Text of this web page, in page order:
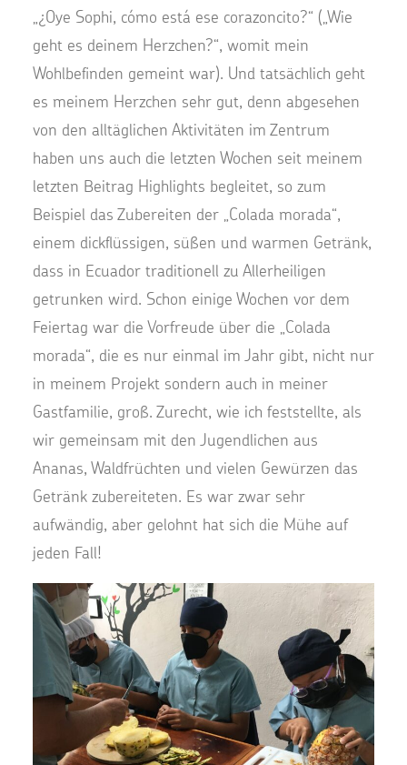
„¿Oye Sophi, cómo está ese corazoncito?“ („Wie
geht es deinem Herzchen?“, womit mein
Wohlbefinden gemeint war). Und tatsächlich geht
es meinem Herzchen sehr gut, denn abgesehen
von den alltäglichen Aktivitäten im Zentrum
haben uns auch die letzten Wochen seit meinem
letzten Beitrag Highlights begleitet, so zum
Beispiel das Zubereiten der „Colada morada“,
einem dickflüssigen, süßen und warmen Getränk,
dass in Ecuador traditionell zu Allerheiligen
getrunken wird. Schon einige Wochen vor dem
Feiertag war die Vorfreude über die „Colada
morada“, die es nur einmal im Jahr gibt, nicht nur
in meinem Projekt sondern auch in meiner
Gastfamilie, groß. Zurecht, wie ich feststellte, als
wir gemeinsam mit den Jugendlichen aus
Ananas, Waldfrüchten und vielen Gewürzen das
Getränk zubereiteten. Es war zwar sehr
aufwändig, aber gelohnt hat sich die Mühe auf
jeden Fall!